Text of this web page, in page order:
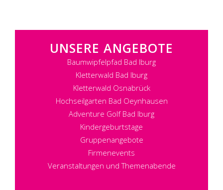
UNSERE ANGEBOTE
Baumwipfelpfad Bad Iburg
Kletterwald Bad Iburg
Kletterwald Osnabrück
Hochseilgarten Bad Oeynhausen
Adventure Golf Bad Iburg
Kindergeburtstage
Gruppenangebote
Firmenevents
Veranstaltungen und Themenabende